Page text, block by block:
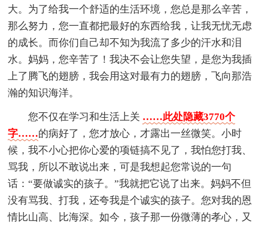
大。为了给我一个舒适的生活环境，您总是那么辛苦，
那么努力，您一直都把最好的东西给我，让我无忧无虑
的成长。而你们自己却不知为我流了多少的汗水和泪
水。妈妈，您辛苦了！我决不会让您失望，是您为我插
上了腾飞的翅膀，我会用这对最有力的翅膀，飞向那浩
瀚的知识海洋。
您不仅在学习和生活上关 ……此处隐藏3770个
字……的病好了，您才放心，才露出一丝微笑。小时
候，我不小心把你心爱的项链搞不见了，我怕您打我、
骂我，所以不敢说出来，可是我想起您常说的一句
话：“要做诚实的孩子。”我就把它说了出来。妈妈不但
没有骂我、打我，还夸我是个诚实的孩子。您对我的恩
情比山高、比海深。如今，孩子那一份微薄的孝心，又